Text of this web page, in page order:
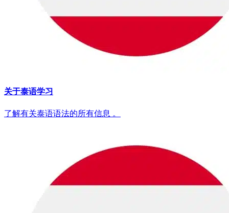
关于泰语学习
了解有关泰语语法的所有信息 。